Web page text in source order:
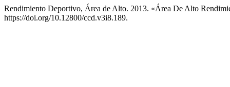
Rendimiento Deportivo, Área de Alto. 2013. «Área De Alto
https://doi.org/10.12800/ccd.v3i8.189.